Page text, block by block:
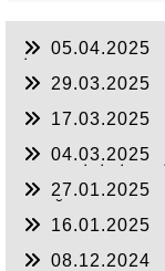
05.04.2025
29.03.2025
17.03.2025
04.03.2025
27.01.2025
16.01.2025
08.12.2024